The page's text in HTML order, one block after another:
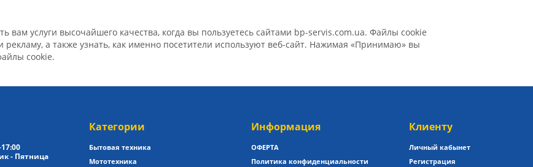
услуги высочайшего качества, когда вы пользуетесь сайтами bp-servis.com.ua. Файлы cookie
а также узнать, как именно посетители используют веб-сайт. Нажимая «Принимаю» вы
cookie.
- Пятница
Категории
Бытовая техника
Мототехника
Информация
ОФЕРТА
Политика конфиденциальности
Клиенту
Личный кабынет
Регистрация